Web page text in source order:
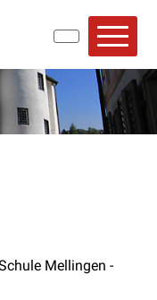
Mellingen -